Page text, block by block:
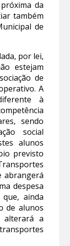
da
também
de
por lei,
estejam
de
A
à
sendo
social
alunos
previsto
abrangerá
despesa
ainda
de alunos
alterará a